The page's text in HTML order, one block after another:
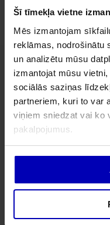
Šī tīmekļa vietne
Mēs izmantojam
reklāmas, nodrošinātu
un analizētu mūsu
izmantojat mūsu
sociālās saziņas
partneriem, kuri to var
viņiem sniedzat vai ko
pakalpojumus.
Hanila küla,